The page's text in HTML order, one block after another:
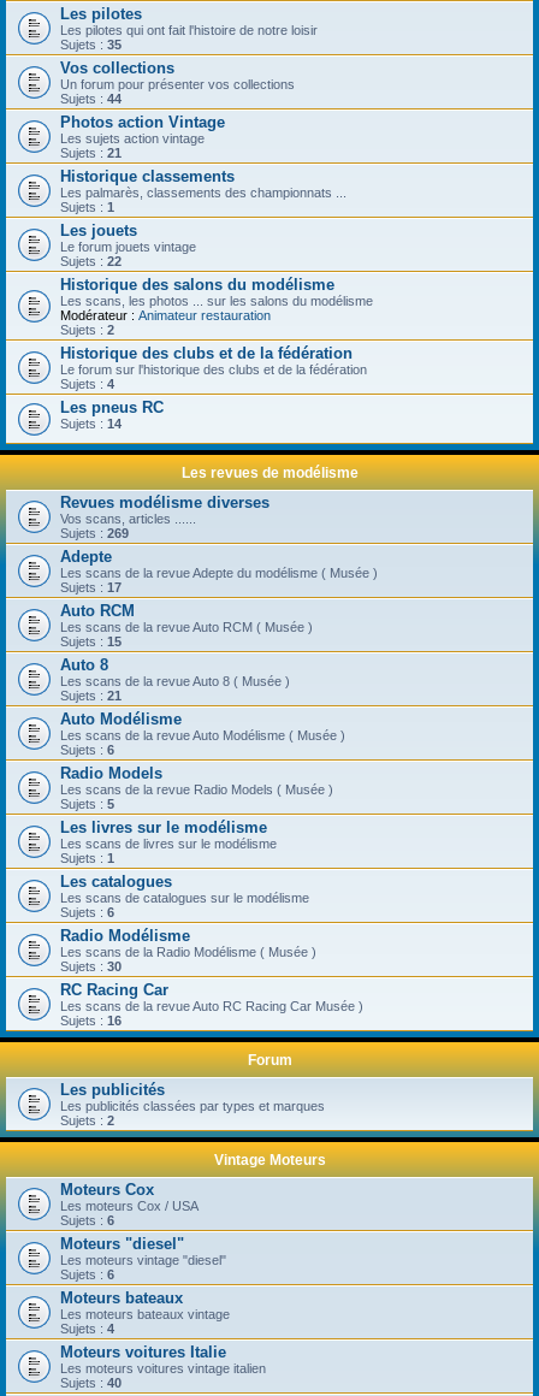
Les pilotes
Les pilotes qui ont fait l'histoire de notre loisir
Sujets : 35
Vos collections
Un forum pour présenter vos collections
Sujets : 44
Photos action Vintage
Les sujets action vintage
Sujets : 21
Historique classements
Les palmarès, classements des championnats ...
Sujets : 1
Les jouets
Le forum jouets vintage
Sujets : 22
Historique des salons du modélisme
Les scans, les photos ... sur les salons du modélisme
Modérateur : Animateur restauration
Sujets : 2
Historique des clubs et de la fédération
Le forum sur l'historique des clubs et de la fédération
Sujets : 4
Les pneus RC
Sujets : 14
Les revues de modélisme
Revues modélisme diverses
Vos scans, articles ......
Sujets : 269
Adepte
Les scans de la revue Adepte du modélisme ( Musée )
Sujets : 17
Auto RCM
Les scans de la revue Auto RCM ( Musée )
Sujets : 15
Auto 8
Les scans de la revue Auto 8 ( Musée )
Sujets : 21
Auto Modélisme
Les scans de la revue Auto Modélisme ( Musée )
Sujets : 6
Radio Models
Les scans de la revue Radio Models ( Musée )
Sujets : 5
Les livres sur le modélisme
Les scans de livres sur le modélisme
Sujets : 1
Les catalogues
Les scans de catalogues sur le modélisme
Sujets : 6
Radio Modélisme
Les scans de la Radio Modélisme ( Musée )
Sujets : 30
RC Racing Car
Les scans de la revue Auto RC Racing Car Musée )
Sujets : 16
Forum
Les publicités
Les publicités classées par types et marques
Sujets : 2
Vintage Moteurs
Moteurs Cox
Les moteurs Cox / USA
Sujets : 6
Moteurs "diesel"
Les moteurs vintage "diesel"
Sujets : 6
Moteurs bateaux
Les moteurs bateaux vintage
Sujets : 4
Moteurs voitures Italie
Les moteurs voitures vintage italien
Sujets : 40